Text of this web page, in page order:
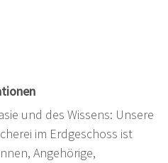
und des Wissens: Unsere
im Erdgeschoss ist
Angehörige,